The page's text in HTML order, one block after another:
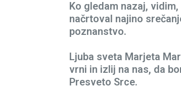
Ko gledam nazaj,
načrtoval najino
poznanstvo.
Ljuba sveta Marjeta
vrni in izlij na nas, da
Presveto Srce.